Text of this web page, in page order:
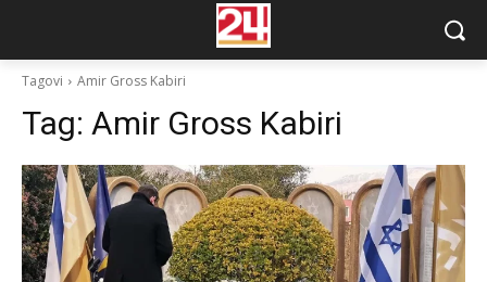
Tagovi Amir Gross Kabiri
Tag: Amir Gross Kabiri